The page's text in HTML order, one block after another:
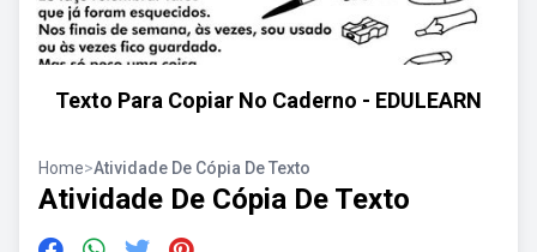
Texto Para Copiar No Caderno - EDULEARN
Home>Atividade De Cópia De Texto
Atividade De Cópia De Texto